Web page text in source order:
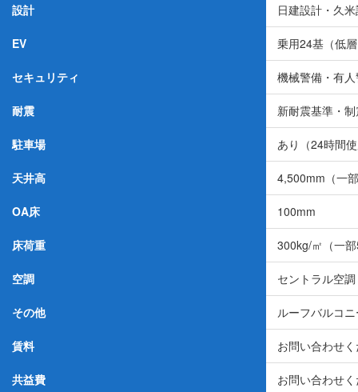
設計 日建設計・久
EV 乗用24基（低
セキュリティ 機械警備・有
耐震 新耐震基準・
駐車場 あり（24時間
天井高 4,500mm（一
OA床 100mm
床荷重 300kg/㎡（一
空調 セントラル空
その他 ルーフバルコ
賃料 お問い合わせ
共益費 お問い合わせ